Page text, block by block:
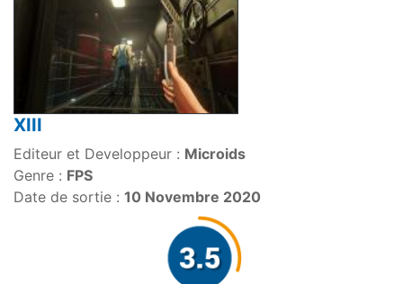
XIII
Editeur et Developpeur : Microids
Genre : FPS
Date de sortie : 10 Novembre 2020